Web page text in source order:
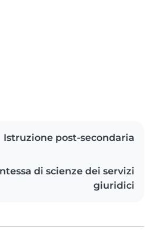
Istruzione post-secondaria
di scienze dei servizi
giuridici